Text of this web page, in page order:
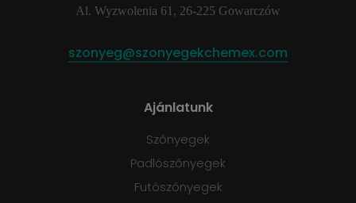
Al. Wyzwolenia 61, 26-225 Gowarczów
szonyeg@szonyegekchemex.com
Ajánlatunk
Szőnyegek
Padlószőnyegek
Futószőnyegek